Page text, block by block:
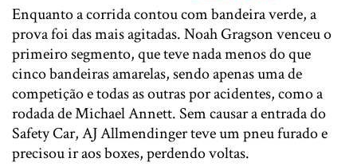
Enquanto a corrida contou com bandeira verde, a
prova foi das mais agitadas. Noah Gragson venceu o
primeiro segmento, que teve nada menos do que
cinco bandeiras amarelas, sendo apenas uma de
competição e todas as outras por acidentes, como a
rodada de Michael Annett. Sem causar a entrada do
Safety Car, AJ Allmendinger teve um pneu furado e
precisou ir aos boxes, perdendo voltas.